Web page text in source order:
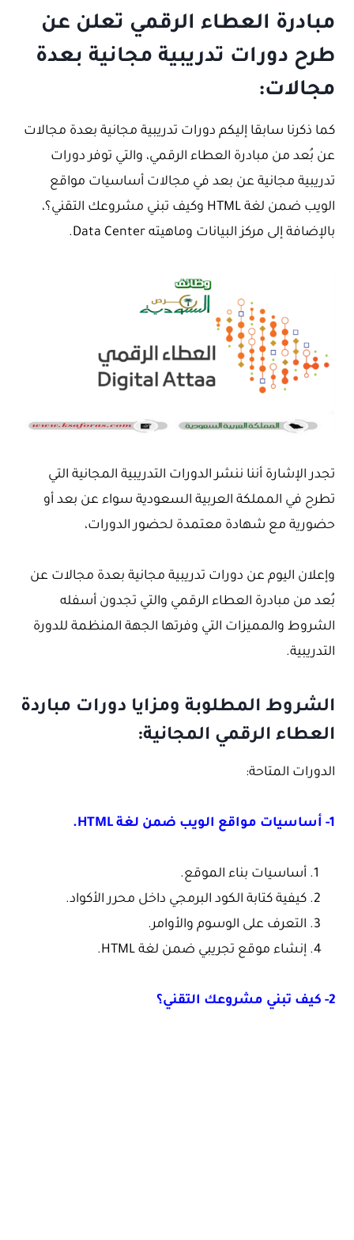
مبادرة العطاء الرقمي تعلن عن
طرح دورات تدريبية مجانية بعدة
مجالات:
كما ذكرنا سابقا إليكم دورات تدريبية مجانية بعدة مجالات
عن بُعد من مبادرة العطاء الرقمي، والتي توفر دورات
تدريبية مجانية عن بعد في مجالات أساسيات مواقع
الويب ضمن لغة HTML وكيف تبني مشروعك التقني؟،
بالإضافة إلى مركز البيانات وماهيته Data Center.
تجدر الإشارة أننا ننشر الدورات التدريبية المجانية التي
تطرح في المملكة العربية السعودية سواء عن بعد أو
حضورية مع شهادة معتمدة لحضور الدورات،
وإعلان اليوم عن دورات تدريبية مجانية بعدة مجالات عن
بُعد من مبادرة العطاء الرقمي والتي تجدون أسفله
الشروط والمميزات التي وفرتها الجهة المنظمة للدورة
التدريبية.
الشروط المطلوبة ومزايا دورات مباردة
العطاء الرقمي المجانية:
الدورات المتاحة:
1- أساسيات مواقع الويب ضمن لغة HTML.
أساسيات بناء الموقع.
كيفية كتابة الكود البرمجي داخل محرر الأكواد.
التعرف على الوسوم والأوامر.
إنشاء موقع تجريبي ضمن لغة HTML.
2- كيف تبني مشروعك التقني؟